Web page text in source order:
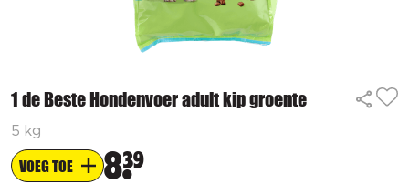
1 de Beste Hondenvoer adult kip groente
5 kg
VOEG TOE 839